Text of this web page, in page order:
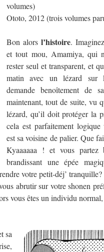
volumes)
Ototo, 2012 (trois volumes
Bon alors l’histoire.
et tout mou, Amamiya, qui
rester seul et transparent, et
matin avec un lézard sur
demande benoîtement de
maintenant, tout de suite, vu
lézard, qu’il doit protéger la
cela est parfaitement
est sa voisine de palier. Que
Kyaaaaaa ! et vous partez
brandissant une épée
votre petit-déj’
abrutir sur votre shonen
vous êtes un individu
sa